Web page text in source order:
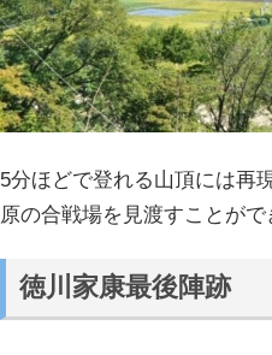
5分ほどで登れる山頂には再
原の合戦場を見渡すことがで
徳川家康最後陣跡